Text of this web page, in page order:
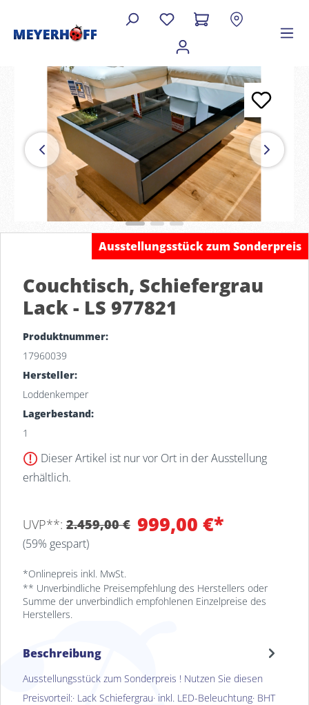
Couchtisch, Schiefergrau
Lack - LS 977821
Beschreibung
Ausstellungsstück zum Sonderpreis ! Nutzen Sie diesen
Preisvorteil:· Lack Schiefergrau· inkl. LED-Beleuchtung· BHT
Ausstellungsstück zum Sonderpreis
999,00 €*
UVP**: 2.459,00 €
(59% gespart)
*Onlinepreis inkl. MwSt.
** Unverbindliche Preisempfehlung des Herstellers oder
Summe der unverbindlich empfohlenen Einzelpreise des
Herstellers.
Dieser Artikel ist nur vor Ort in der Ausstellung
erhältlich.
Lagerbestand:
1
Produktnummer:
17960039
Hersteller:
Loddenkemper